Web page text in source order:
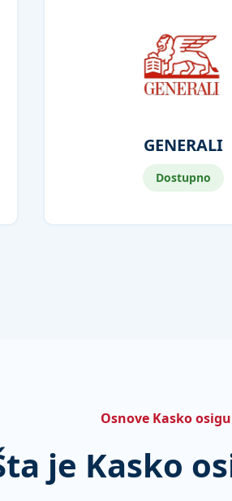
GENERALI
Dostupno
Osnove Kasko
je Kasko